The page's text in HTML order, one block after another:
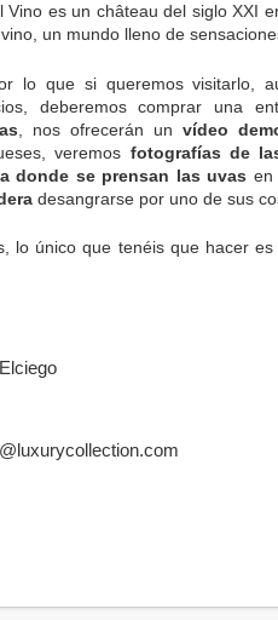
es un château del siglo XXI
un mundo lleno de
lo que si queremos visitarlo,
deberemos comprar una
, nos ofrecerán un vídeo
veremos fotografías de
donde se prensan las uvas en
desangrarse por uno de sus
lo único que tenéis que hacer